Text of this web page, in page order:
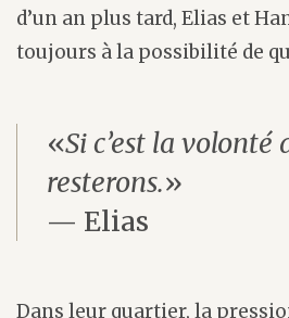
d’un an plus tard, Elias et
toujours à la possibilité de
«Si c’est la volonté
resterons.»
— Elias
Dans leur quartier, la